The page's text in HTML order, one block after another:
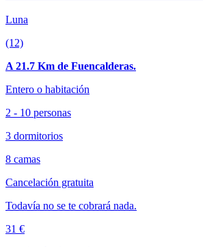
Luna
(12)
A 21.7 Km de Fuencalderas.
Entero o habitación
2 - 10 personas
3 dormitorios
8 camas
Cancelación gratuita
Todavía no se te cobrará nada.
31 €